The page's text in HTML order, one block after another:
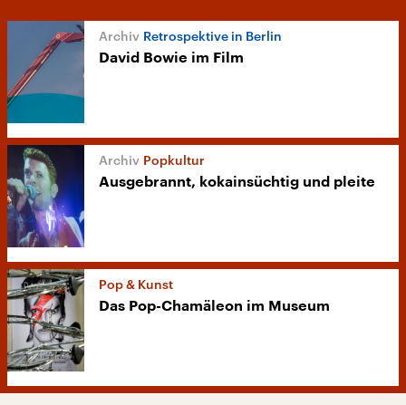
Retrospektive in Berlin
David Bowie im Film
Popkultur
Ausgebrannt, kokainsüchtig und pleite
Pop & Kunst
Das Pop-Chamäleon im Museum